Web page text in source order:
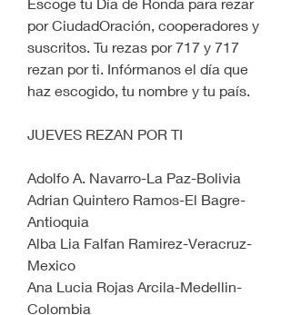
por CiudadOración, cooperadores y
suscritos. Tu rezas por 717 y 717
rezan por ti. Infórmanos el día que
haz escogido, tu nombre y tu país.
JUEVES REZAN POR TI
Adolfo A. Navarro-La Paz-Bolivia
Adrian Quintero Ramos-El Bagre-
Antioquia
Alba Lia Falfan Ramirez-Veracruz-
Mexico
Ana Lucia Rojas Arcila-Medellin-
Colombia